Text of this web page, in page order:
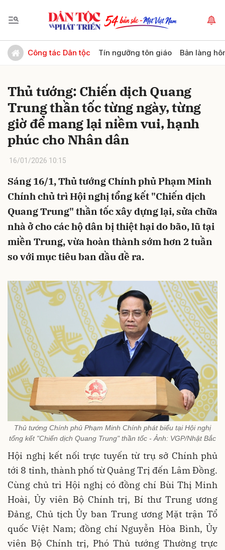
Công tác Dân tộc Tín ngưỡng tôn giáo Bản làng
Thủ tướng: Chiến dịch Quang
Trung thần tốc từng ngày, từng
giờ để mang lại niềm vui, hạnh
phúc cho Nhân dân
16/01/2026 10:15
Sáng 16/1, Thủ tướng Chính phủ Phạm Minh
Chính chủ trì Hội nghị tổng kết "Chiến dịch
Quang Trung" thần tốc xây dựng lại, sửa chữa
nhà ở cho các hộ dân bị thiệt hại do bão, lũ tại
miền Trung, vừa hoàn thành sớm hơn 2 tuần
so với mục tiêu ban đầu đề ra.
Thủ tướng Chính phủ Phạm Minh Chính phát biểu tại Hội nghị
tổng kết "Chiến dịch Quang Trung" thần tốc - Ảnh: VGP/Nhật Bắc
Hội nghị kết nối trực tuyến từ trụ sở Chính phủ
tới 8 tỉnh, thành phố từ Quảng Trị đến Lâm Đồng.
Cùng chủ trì Hội nghị có đồng chí Bùi Thị Minh
Hoài, Ủy viên Bộ Chính trị, Bí thư Trung ương
Đảng, Chủ tịch Ủy ban Trung ương Mặt trận Tổ
quốc Việt Nam; đồng chí Nguyễn Hòa Bình, Ủy
viên Bộ Chính trị, Phó Thủ tướng Thường trực
Gửi bình luận